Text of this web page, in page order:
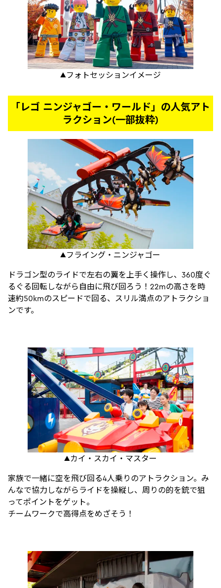
▲フォトセッションイメージ
「レゴ ニンジャゴー・ワールド」の人気アト
ラクション(一部抜粋)
▲フライング・ニンジャゴー
ドラゴン型のライドで左右の翼を上手く操作し、360度ぐ
るぐる回転しながら自由に飛び回ろう！22mの高さを時
速約50kmのスピードで回る、スリル満点のアトラクショ
ンです。
▲カイ・スカイ・マスター
家族で一緒に空を飛び回る4人乗りのアトラクション。み
んなで協力しながらライドを操縦し、周りの的を銃で狙
ってポイントをゲット。
チームワークで高得点をめざそう！